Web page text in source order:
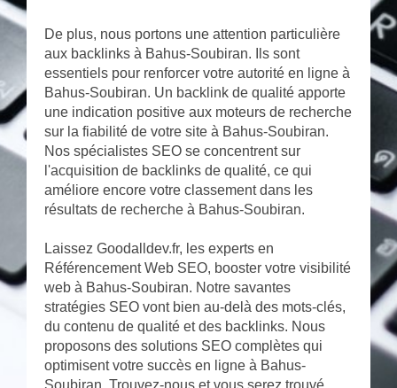
De plus, nous portons une attention particulière
aux backlinks à Bahus-Soubiran. Ils sont
essentiels pour renforcer votre autorité en ligne à
Bahus-Soubiran. Un backlink de qualité apporte
une indication positive aux moteurs de recherche
sur la fiabilité de votre site à Bahus-Soubiran.
Nos spécialistes SEO se concentrent sur
l'acquisition de backlinks de qualité, ce qui
améliore encore votre classement dans les
résultats de recherche à Bahus-Soubiran.
Laissez Goodalldev.fr, les experts en
Référencement Web SEO, booster votre visibilité
web à Bahus-Soubiran. Notre savantes
stratégies SEO vont bien au-delà des mots-clés,
du contenu de qualité et des backlinks. Nous
proposons des solutions SEO complètes qui
optimisent votre succès en ligne à Bahus-